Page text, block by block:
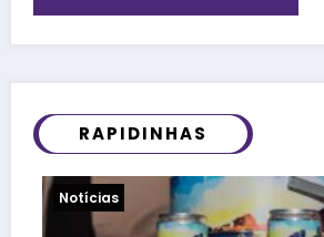
RAPIDINHAS
Viagens